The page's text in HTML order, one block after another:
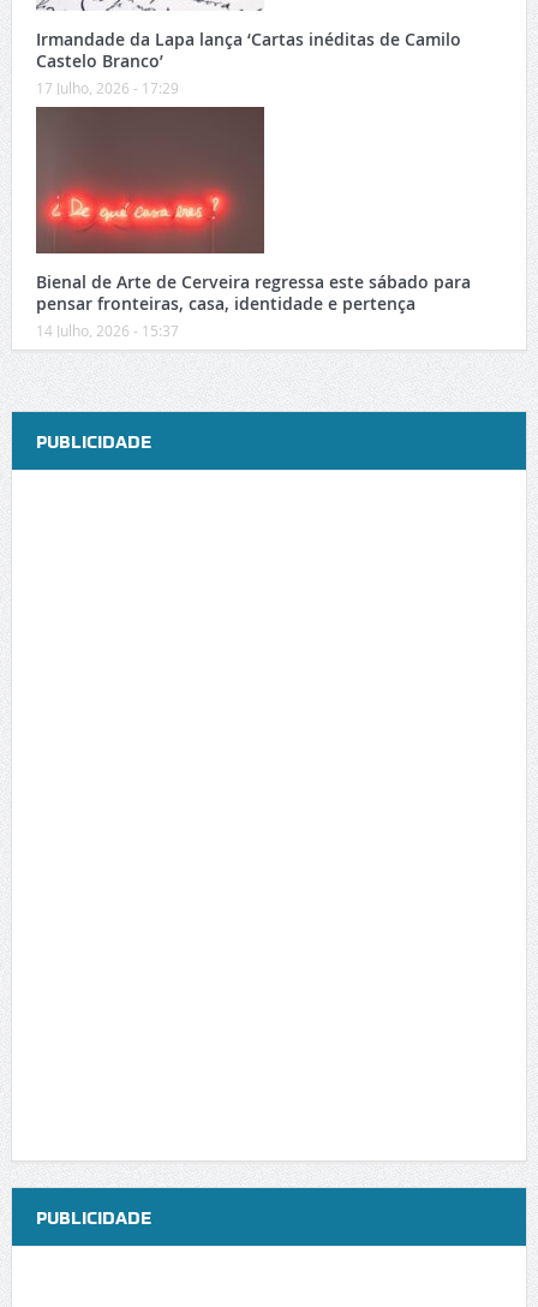
Irmandade da Lapa lança ‘Cartas inéditas de Camilo
Castelo Branco’
17 Julho, 2026 - 17:29
Bienal de Arte de Cerveira regressa este sábado para
pensar fronteiras, casa, identidade e pertença
14 Julho, 2026 - 15:37
PUBLICIDADE
PUBLICIDADE